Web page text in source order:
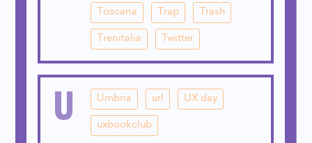
Toscana Trap Trash
Trenitalia Twitter
U Umbria url UX day
uxbookclub